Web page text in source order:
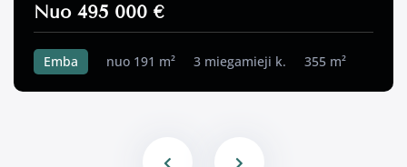
Nuo 495 000 €
Emba nuo 191 m² 3 miegamieji k. 355 m²